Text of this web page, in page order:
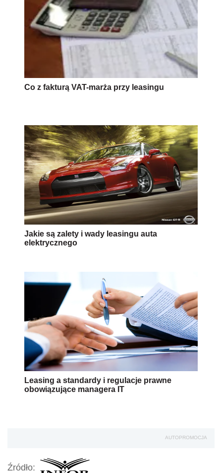
Co z fakturą VAT-marża przy leasingu
Jakie są zalety i wady leasingu auta
elektrycznego
Leasing a standardy i regulacje prawne
obowiązujące managera IT
AUTOPROMOCJA
Źródło: